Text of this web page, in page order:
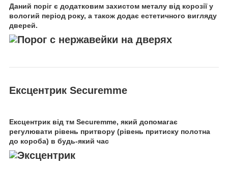
Даний поріг є додатковим захистом металу від корозії у
вологий період року, а також додає естетичного вигляду
дверей.
Ексцентрик Securemme
Ексцентрик від тм Securemme, який допомагає
регулювати рівень притвору (рівень притиску полотна
до короба) в будь-який час